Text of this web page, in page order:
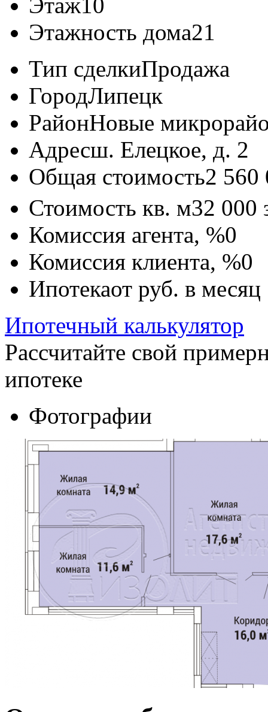
Этажность дома21
Тип сделкиПродажа
ГородЛипецк
РайонНовые
Адресш. Елецкое, д. 2
Общая стоимость2 560
Стоимость кв. м32 000
Комиссия агента, %0
Комиссия клиента, %0
Ипотекаот руб. в месяц
Ипотечный калькулятор
Рассчитайте свой
ипотеке
Фотографии